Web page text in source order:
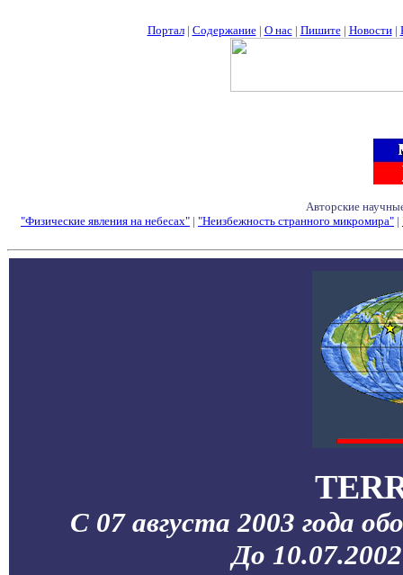
Портал| Содержание| О нас| Пишите| Новости|
Авторские
"Физические явления на небесах" | "Неизбежность странного микромира" |
С 07 августа 2003 года
До